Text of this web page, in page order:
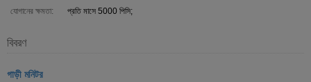
যোগানের ক্ষমতা:
প্রতি মাসে 5000 পিসি;
বিবরণ
গাড়ী মনিটর